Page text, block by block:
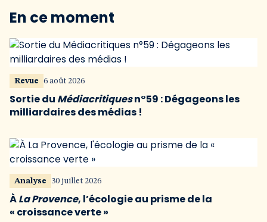
En ce moment
Revue 6 août 2026
Sortie du Médiacritiquesn°59 : Dégageons les
milliardaires des médias !
Analyse 30 juillet 2026
ÀLa Provence, l’écologie au prisme de la
« croissance verte »